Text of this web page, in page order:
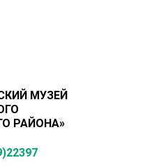
МУЗЕЙ
РАЙОНА»